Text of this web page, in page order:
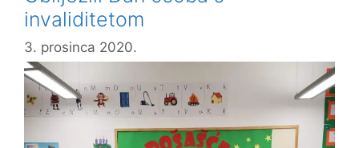
invaliditetom
3. prosinca 2020.